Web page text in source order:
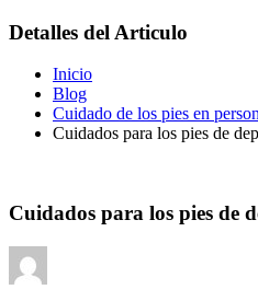
Detalles del Articulo
Inicio
Blog
Cuidado de los pies en
Cuidados para los pies de
Cuidados para los pies de